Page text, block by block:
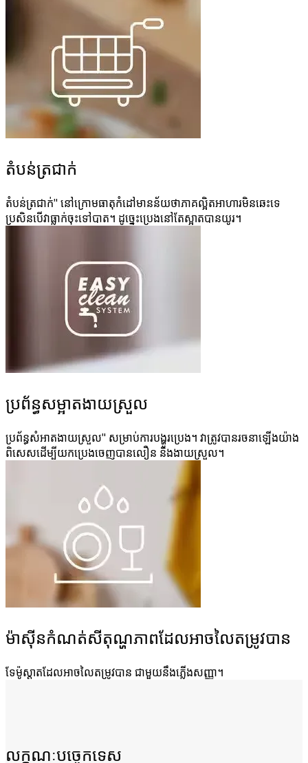
តំបន់ត្រជាក់
តំបន់ត្រជាក់" នៅក្រោមធាតុកំដៅមានន័យថាភាគល្អិតអាហារមិនឆេះទេ
ប្រសិនបើវាធ្លាក់ចុះទៅបាត។ ដូច្នេះប្រេងនៅតែស្អាតបានយូរ។
ប្រព័ន្ធសម្អាតងាយស្រួល
ប្រព័ន្ធសំអាតងាយស្រួល" សម្រាប់ការបង្ហូរប្រេង។ វាត្រូវបានរចនាឡើងយ៉ាង
ពិសេសដើម្បីយកប្រេងចេញបានលឿន និងងាយស្រួល។
ម៉ាស៊ីនកំណត់សីតុណ្ហភាពដែលអាចលៃតម្រូវបាន
ទែម៉ូស្ដាតដែលអាចលៃតម្រូវបាន ជាមួយនឹងភ្លើងសញ្ញា។
លក្ខណៈបច្ចេកទេស